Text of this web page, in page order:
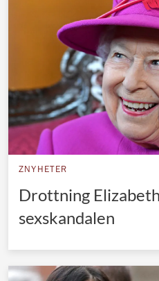
Belgiska
Jordanska
Luxemburgska
Japanska
Thailändska
ZNYHETER
Drottning
sexskandalen